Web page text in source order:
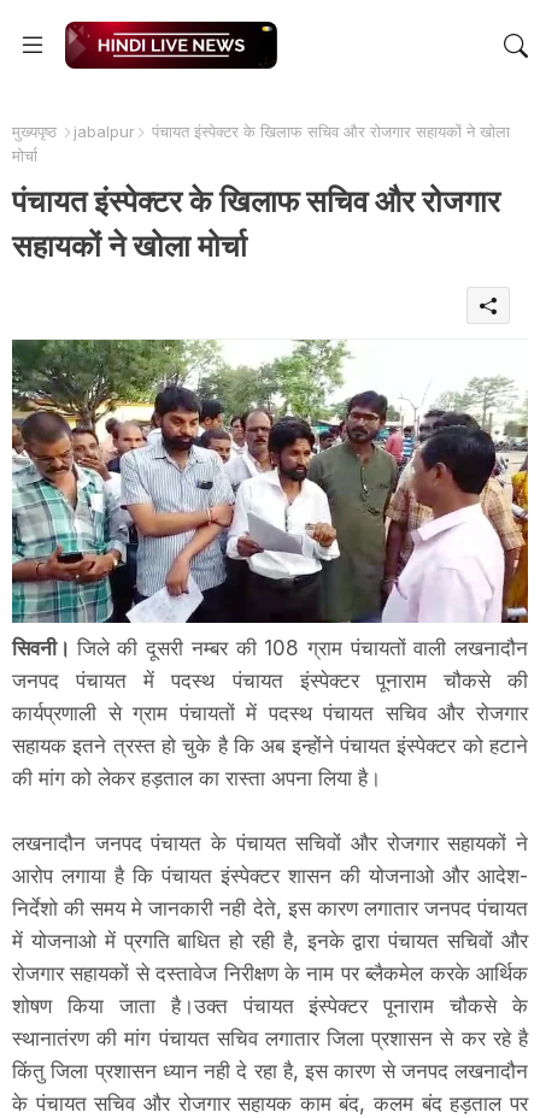
मुख्यपृष्ठ jabalpur
पंचायत इंस्पेक्टर के खिलाफ सचिव और रोजगार सहायकों ने खोला
मोर्चा
पंचायत इंस्पेक्टर के खिलाफ सचिव और रोजगार
सहायकों ने खोला मोर्चा
सिवनी।जिले की दूसरी नम्बर की 108 ग्राम पंचायतों वाली लखनादौन
जनपद पंचायत में पदस्थ पंचायत इंस्पेक्टर पूनाराम चौकसे की
कार्यप्रणाली से ग्राम पंचायतों में पदस्थ पंचायत सचिव और रोजगार
सहायक इतने त्रस्त हो चुके है कि अब इन्होंने पंचायत इंस्पेक्टर को हटाने
की मांग को लेकर हड़ताल का रास्ता अपना लिया है।
लखनादौन जनपद पंचायत के पंचायत सचिवों और रोजगार सहायकों ने
आरोप लगाया है कि पंचायत इंस्पेक्टर शासन की योजनाओ और आदेश-
निर्देशो की समय मे जानकारी नही देते, इस कारण लगातार जनपद पंचायत
में योजनाओ में प्रगति बाधित हो रही है, इनके द्वारा पंचायत सचिवों और
रोजगार सहायकों से दस्तावेज निरीक्षण के नाम पर ब्लैकमेल करके आर्थिक
शोषण किया जाता है।उक्त पंचायत इंस्पेक्टर पूनाराम चौकसे के
स्थानातंरण की मांग पंचायत सचिव लगातार जिला प्रशासन से कर रहे है
किंतु जिला प्रशासन ध्यान नही दे रहा है, इस कारण से जनपद लखनादौन
के पंचायत सचिव और रोजगार सहायक काम बंद, कलम बंद हड़ताल पर